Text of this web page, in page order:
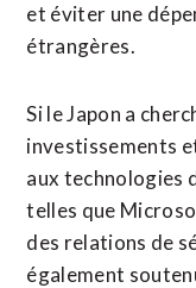
et éviter une
étrangères.
Si le ​Japon a
investissements
aux technologies
telles que
des relations de
également